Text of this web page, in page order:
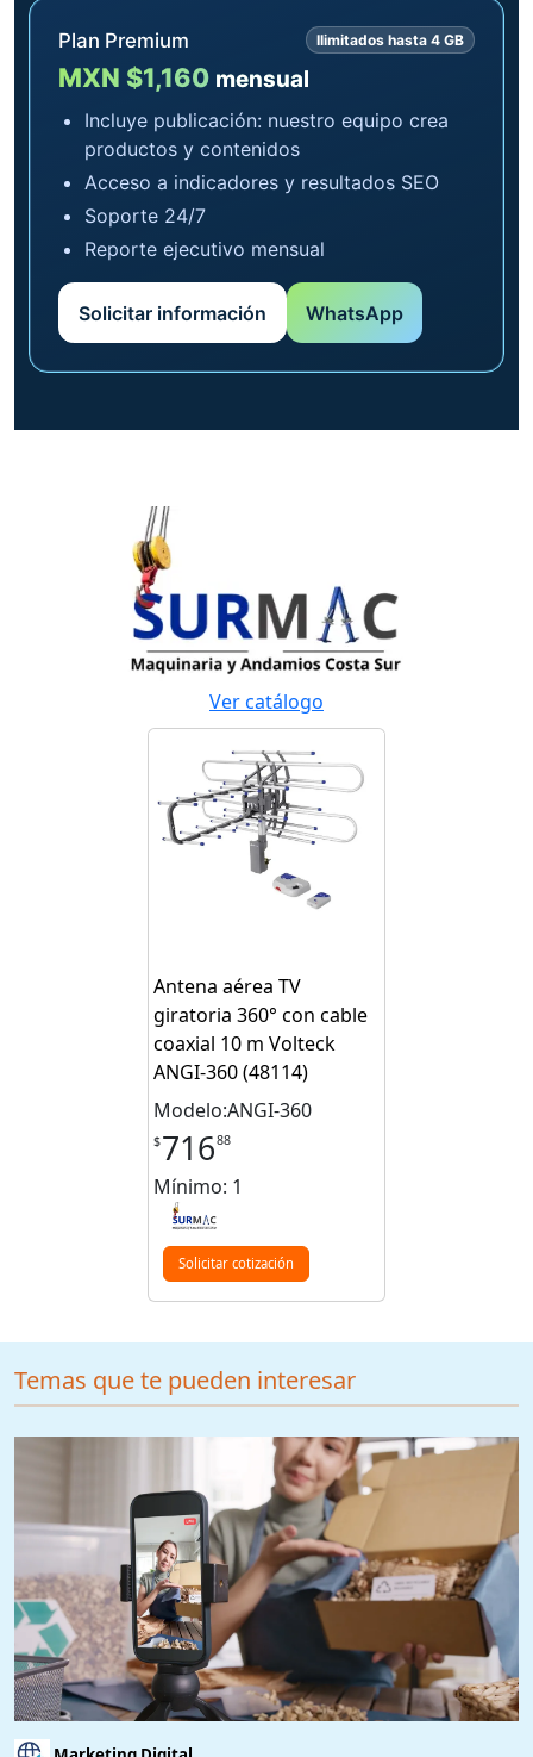
Plan Premium Ilimitados hasta 4 GB
MXN $1,160 mensual
Incluye publicación: nuestro equipo crea
productos y contenidos
Acceso a indicadores y resultados SEO
Soporte 24/7
Reporte ejecutivo mensual
Solicitar información WhatsApp
Ver catálogo
Antena aérea TV
giratoria 360° con cable
coaxial 10 m Volteck
ANGI-360 (48114)
Modelo:ANGI-360
$71688
Mínimo: 1
Solicitar cotización
Temas que te pueden interesar